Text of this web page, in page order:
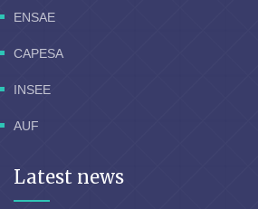
ENSAE
CAPESA
INSEE
AUF
Latest news